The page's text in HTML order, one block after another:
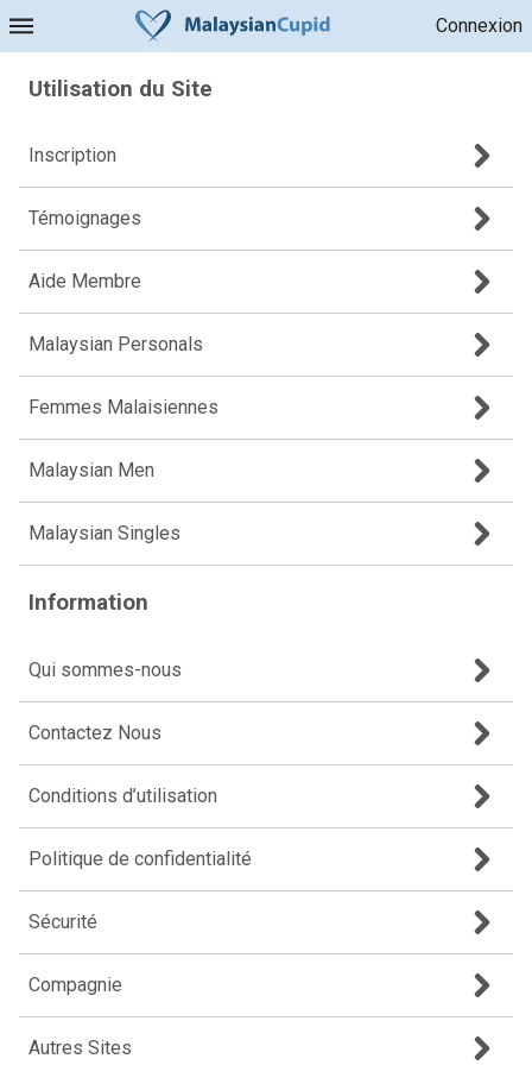
Connexion
Utilisation du Site
Inscription
Témoignages
Aide Membre
Malaysian Personals
Femmes Malaisiennes
Malaysian Men
Malaysian Singles
Information
Qui sommes-nous
Contactez Nous
Conditions d’utilisation
Politique de confidentialité
Sécurité
Compagnie
Autres Sites